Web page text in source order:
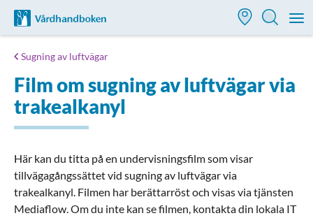
Till startsidan för Vårdhandboken
Sugning av luftvägar
Film om sugning av luftvägar via
trakealkanyl
Här kan du titta på en undervisningsfilm som visar
tillvägagångssättet vid sugning av luftvägar via
trakealkanyl. Filmen har berättarröst och visas via tjänsten
Mediaflow. Om du inte kan se filmen, kontakta din lokala IT